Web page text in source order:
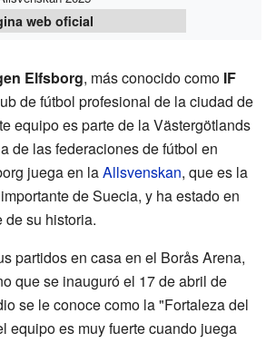
web oficial
Elfsborg, más conocido como IF
de fútbol profesional de la ciudad de
equipo es parte de la Västergötlands
de las federaciones de fútbol en
juega en laAllsvenskan, que es la
de Suecia, y ha estado en
de su historia.
partidos en casa en el Borås Arena,
que se inauguró el 17 de abril de
se le conoce como la "Fortaleza del
equipo es muy fuerte cuando juega